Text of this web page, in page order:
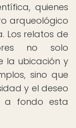
quienes
arqueológico
Los relatos de
no solo
la ubicación y
sino que
y el deseo
a fondo esta